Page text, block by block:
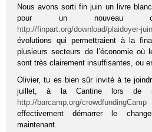
Nous avons sorti fin juin un livre
pour un nouveau
http://finpart.org/download/plaidoyer-
évolutions qui permettraient à la
plusieurs secteurs de l’économie où
sont très clairement insuffisantes, ou
Olivier, tu es bien sûr invité à te
juillet, à la Cantine lors de
http://barcamp.org/crowdfundingCamp
effectivement démarrer le
maintenant.